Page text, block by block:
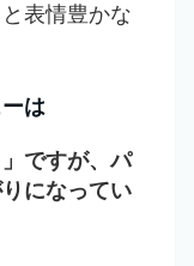
表情豊かな
は
ですが、パ
になってい